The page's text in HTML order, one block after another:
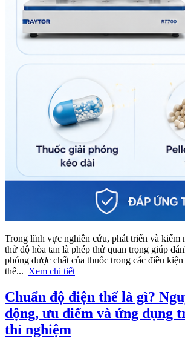
Trong lĩnh vực nghiên cứu, phát triển và kiểm
thử độ hòa tan là phép thử quan trọng giúp
phóng dược chất của thuốc trong các điều
thể... Xem chi tiết
Chuẩn độ điện thế là gì?
động, ưu điểm và ứng dụng
thí nghiệm